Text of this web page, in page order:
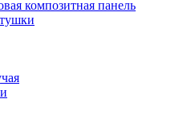
композитная панель